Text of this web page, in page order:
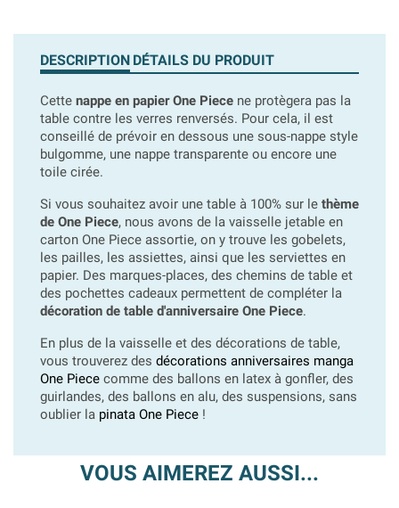
DESCRIPTION DÉTAILS DU PRODUIT
Cette nappe en papier One Piece ne protègera pas la
table contre les verres renversés. Pour cela, il est
conseillé de prévoir en dessous une sous-nappe style
bulgomme, une nappe transparente ou encore une
toile cirée.
Si vous souhaitez avoir une table à 100% sur le thème
de One Piece, nous avons de la vaisselle jetable en
carton One Piece assortie, on y trouve les gobelets,
les pailles, les assiettes, ainsi que les serviettes en
papier. Des marques-places, des chemins de table et
des pochettes cadeaux permettent de compléter la
décoration de table d'anniversaire One Piece.
En plus de la vaisselle et des décorations de table,
vous trouverez des décorations anniversaires manga
One Piece comme des ballons en latex à gonfler, des
guirlandes, des ballons en alu, des suspensions, sans
oublier la pinata One Piece !
VOUS AIMEREZ AUSSI...